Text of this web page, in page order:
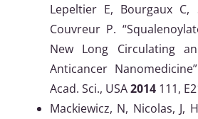
Lepeltier E, Bourgaux C,
Couvreur P.
New Long Circulating
Anticancer
Acad. Sci., USA2014111,
Mackiewicz, N, Nicolas, J,